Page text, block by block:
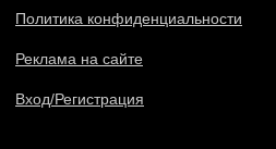
Политика конфиденциальности
Реклама на сайте
Вход/Регистрация